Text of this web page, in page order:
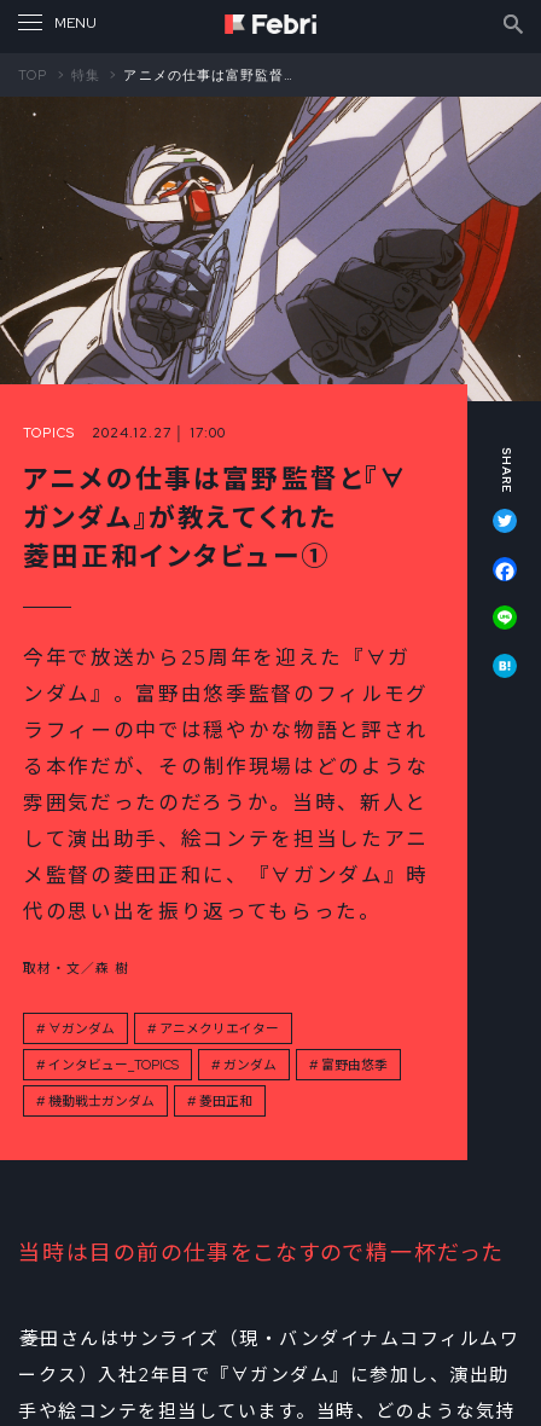
TOP 特集 アニメの仕事は富野監督と『∀ガンダム』が教えてくれた 菱田正和インタビュー①
TOPICS 2024.12.27 │ 17:00
アニメの仕事は富野監督と『∀
ガンダム』が教えてくれた
菱田正和インタビュー①
今年で放送から25周年を迎えた『∀ガ
ンダム』。富野由悠季監督のフィルモグ
ラフィーの中では穏やかな物語と評され
る本作だが、その制作現場はどのような
雰囲気だったのだろうか。当時、新人と
して演出助手、絵コンテを担当したアニ
メ監督の菱田正和に、『∀ガンダム』時
代の思い出を振り返ってもらった。
取材・文／森 樹
∀ガンダム アニメクリエイター
インタビュー_TOPICS ガンダム 富野由悠季
機動戦士ガンダム 菱田正和
当時は目の前の仕事をこなすので精一杯だった
――菱田さんはサンライズ（現・バンダイナムコフィルムワ
ークス）入社2年目で『∀ガンダム』に参加し、演出助
手や絵コンテを担当しています。当時、どのような気持